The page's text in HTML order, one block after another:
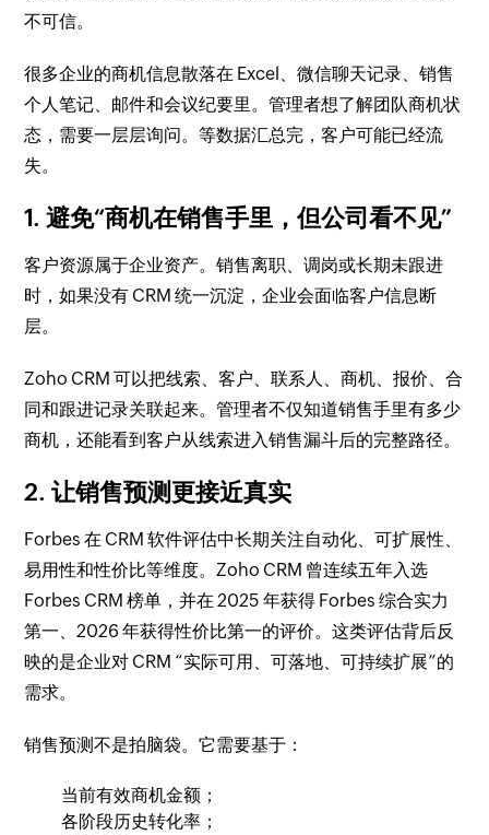
不可信。
很多企业的商机信息散落在 Excel、微信聊天记录、销售
个人笔记、邮件和会议纪要里。管理者想了解团队商机状
态，需要一层层询问。等数据汇总完，客户可能已经流
失。
1. 避免“商机在销售手里，但公司看不见”
客户资源属于企业资产。销售离职、调岗或长期未跟进
时，如果没有 CRM 统一沉淀，企业会面临客户信息断
层。
Zoho CRM 可以把线索、客户、联系人、商机、报价、合
同和跟进记录关联起来。管理者不仅知道销售手里有多少
商机，还能看到客户从线索进入销售漏斗后的完整路径。
2. 让销售预测更接近真实
Forbes 在 CRM 软件评估中长期关注自动化、可扩展性、
易用性和性价比等维度。Zoho CRM 曾连续五年入选
Forbes CRM 榜单，并在 2025 年获得 Forbes 综合实力
第一、2026 年获得性价比第一的评价。这类评估背后反
映的是企业对 CRM “实际可用、可落地、可持续扩展”的
需求。
销售预测不是拍脑袋。它需要基于：
当前有效商机金额；
各阶段历史转化率；